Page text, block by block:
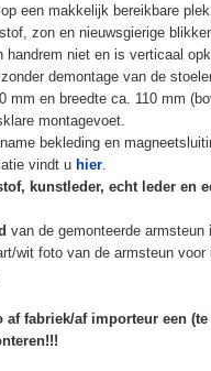
een makkelijk bereikbare plek.
zon en nieuwsgierige
niet en is verticaal
demontage van de
mm en breedte ca. 110 mm
montagevoet.
bekleding en
vindt u hier.
kunstleder, echt leder en
van de gemonteerde armsteun
wit foto van de armsteun
af fabriek/af importeur een